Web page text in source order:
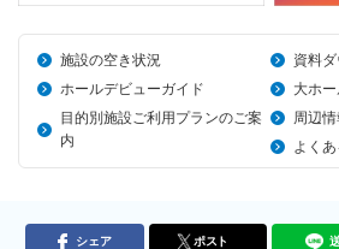
施設の空き状況
資料
ホールデビューガイド
大ホ
目的別施設ご利用プランのご案
内
周辺情
よく
シェア ポスト